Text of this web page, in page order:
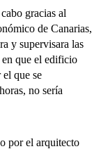
gracias al
de Canarias,
y supervisara las
en que el edificio
que se
no sería
el arquitecto